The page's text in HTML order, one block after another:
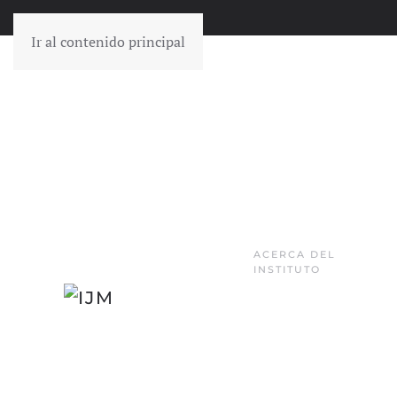
Ir al contenido principal
ACERCA DEL
INSTITUTO